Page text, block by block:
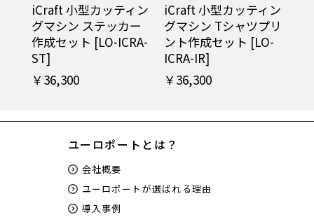
iCraft 小型カッティン
グマシン ステッカー
作成セット [LO-ICRA-
ST]
￥36,300
iCraft 小型カッティン
グマシン Tシャツプリ
ント作成セット [LO-
ICRA-IR]
￥36,300
ユーロポートとは？
会社概要
ユーロポートが選ばれる理由
導入事例